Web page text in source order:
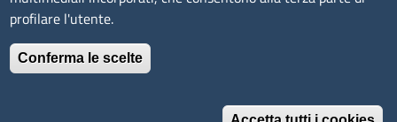
profilare l'utente.
Conferma le scelte